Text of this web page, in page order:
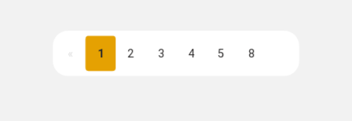
1 2 3 4 5 8